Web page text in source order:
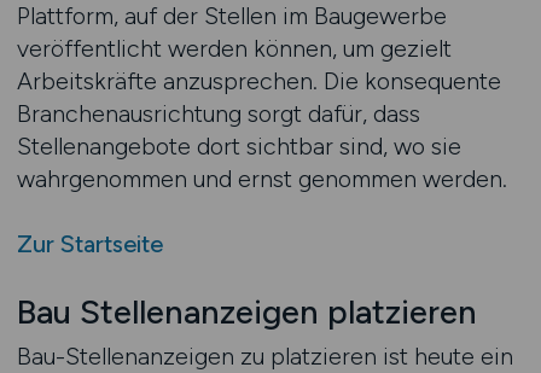
Plattform, auf der Stellen im Baugewerbe
veröffentlicht werden können, um gezielt
Arbeitskräfte anzusprechen. Die konsequente
Branchenausrichtung sorgt dafür, dass
Stellenangebote dort sichtbar sind, wo sie
wahrgenommen und ernst genommen werden.
Zur Startseite
Bau Stellenanzeigen platzieren
Bau-Stellenanzeigen zu platzieren ist heute ein